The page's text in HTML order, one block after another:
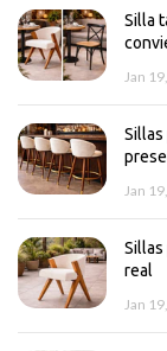
Silla
Jan
Sillas
Jan
real
Jan